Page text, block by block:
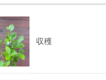
収穫